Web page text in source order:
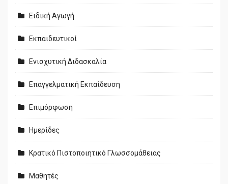
Ειδική Αγωγή
Εκπαιδευτικοί
Ενισχυτική Διδασκαλία
Επαγγελματική Εκπαίδευση
Επιμόρφωση
Ημερίδες
Κρατικό Πιστοποιητικό Γλωσσομάθειας
Μαθητές